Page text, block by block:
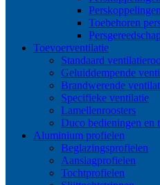
Toebehoren
Toevoerventilatie
Standaard
Geluiddempende
Brandwerende
Specifieke ventilatie
Lamellenroosters
Duco bedieningen en
Aluminium profielen
Beglazingsprofielen
Aanslagprofielen
Tochtprofielen